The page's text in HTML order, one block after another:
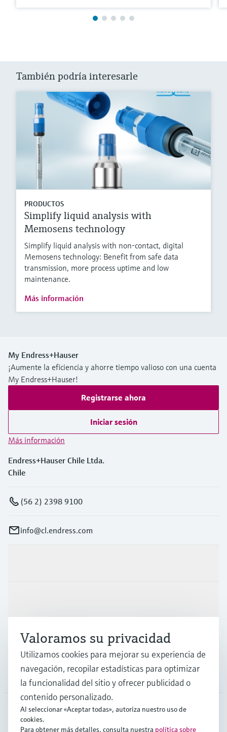
También podría interesarle
PRODUCTOS
Simplify liquid analysis with
Memosens technology
Simplify liquid analysis with non-contact, digital
Memosens technology: Benefit from safe data
transmission, more process uptime and low
maintenance.
Más información
My Endress+Hauser
¡Aumente la eficiencia y ahorre tiempo valioso con una cuenta
My Endress+Hauser!
Registrarse ahora
Iniciar sesión
Más información
Endress+Hauser Chile Ltda.
Chile
(56 2) 2398 9100
info@cl.endress.com
Soporte
Compañía
CHL
Valoramos su privacidad
Utilizamos cookies para mejorar su experiencia de
navegación, recopilar estadísticas para optimizar
la funcionalidad del sitio y ofrecer publicidad o
contenido personalizado.
Al seleccionar «Aceptar todas», autoriza nuestro uso de
cookies.
Para obtener más detalles, consulta nuestra política sobre